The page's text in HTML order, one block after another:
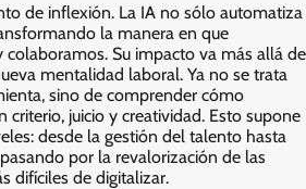
de inflexión. La IA no sólo automatiza
la manera en que
colaboramos. Su impacto va más allá de
mentalidad laboral. Ya no se trata
sino de comprender cómo
criterio, juicio y creatividad. Esto supone
desde la gestión del talento hasta
por la revalorización de las
difíciles de digitalizar.